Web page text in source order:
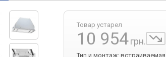
Товар устарел
10 954грн.
Тип и монтаж: